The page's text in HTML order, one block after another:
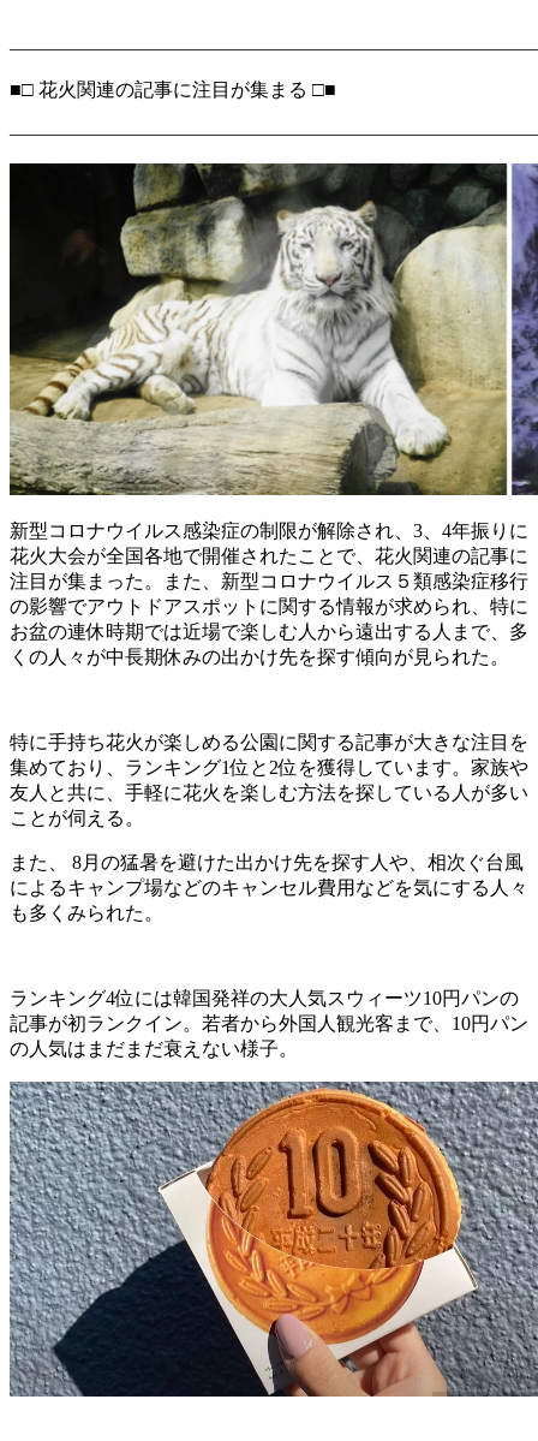
■□ 花火関連の記事に注目が集まる □■
新型コロナウイルス感染症の制限が解除され、3、4年振りに
花火大会が全国各地で開催されたことで、花火関連の記事に
注目が集まった。また、新型コロナウイルス５類感染症移行
の影響でアウトドアスポットに関する情報が求められ、特に
お盆の連休時期では近場で楽しむ人から遠出する人まで、多
くの人々が中長期休みの出かけ先を探す傾向が見られた。
特に手持ち花火が楽しめる公園に関する記事が大きな注目を
集めており、ランキング1位と2位を獲得しています。家族や
友人と共に、手軽に花火を楽しむ方法を探している人が多い
ことが伺える。
また、 8月の猛暑を避けた出かけ先を探す人や、相次ぐ台風
によるキャンプ場などのキャンセル費用などを気にする人々
も多くみられた。
ランキング4位には韓国発祥の大人気スウィーツ10円パンの
記事が初ランクイン。若者から外国人観光客まで、10円パン
の人気はまだまだ衰えない様子。